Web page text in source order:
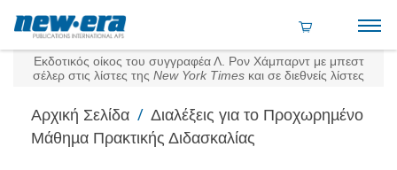
Εκδοτικός οίκος του συγγραφέα Λ. Ρον Χάμπαρντ με μπεστ
σέλερ στις λίστες της New York Times και σε διεθνείς λίστες
Αρχική Σελίδα / Διαλέξεις για το Προχωρηµένο
Μάθηµα Πρακτικής Διδασκαλίας